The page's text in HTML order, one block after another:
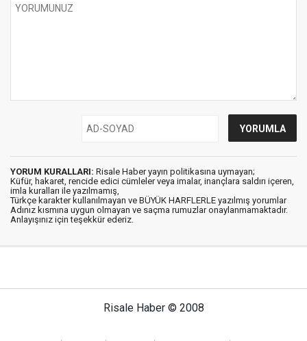
YORUM KURALLARI: Risale Haber yayın politikasına uymayan;
Küfür, hakaret, rencide edici cümleler veya imalar, inançlara saldırı içeren,
imla kuralları ile yazılmamış,
Türkçe karakter kullanılmayan ve BÜYÜK HARFLERLE yazılmış yorumlar
Adınız kısmına uygun olmayan ve saçma rumuzlar onaylanmamaktadır.
Anlayışınız için teşekkür ederiz.
Risale Haber © 2008